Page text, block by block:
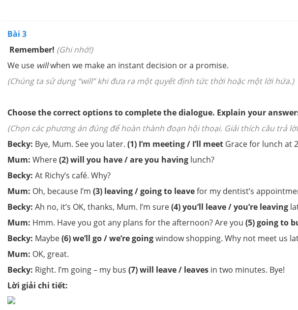
Bài 3
Remember! (Ghi nhớ!)
We use willwhen we make an instant decision or a promise.
(Chúng ta sử dụng “will” khi đưa ra một quyết định tức thời hoặc một lời hứa.)
Choose the correct options to complete the dialogue. Explain your
(Chọn các phương án đúng để hoàn thành đoạn hội thoại. Giải thích câu trả
Becky: Bye, Mum. See you later. (1) I’m meeting / I’ll meet Grace for lunch at
Mum: Where(2)will you have / are you having lunch?
Becky: At Richy’s café. Why?
Mum: Oh, because I’m (3) leaving / going to leavefor my dentist’s
Becky: Ah no, it’s OK, thanks, Mum. I’m sure(4) you’ll leave / you’re leaving
Mum: Hmm. Have you got any plans for the afternoon? Are you (5) going to
Becky: Maybe(6) we’ll go / we’re goingwindow shopping. Why not meet us
Mum: OK, great.
Becky: Right. I’m going – my bus (7) will leave / leaves in two minutes. Bye!
Lời giải chi tiết: